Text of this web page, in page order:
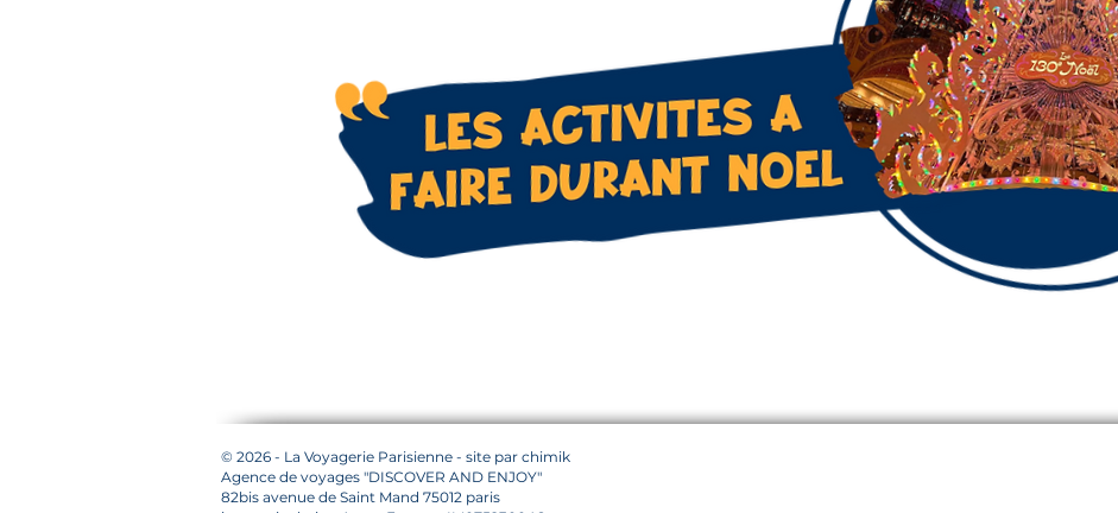
© 2026 - La Voyagerie Parisienne - site par chimik
Agence de voyages "DISCOVER AND ENJOY"
82bis avenue de Saint Mand 75012 paris